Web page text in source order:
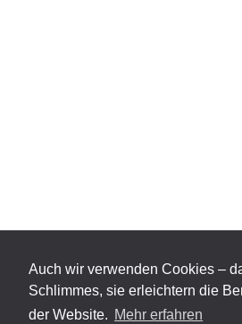
Auch wir verwenden Cookies –
Schlimmes, sie erleichtern die
der Website. Mehr erfahren